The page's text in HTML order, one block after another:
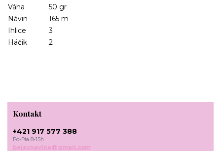
Váha
50 gr
Návin
165 m
Ihlice
3
Háčik
2
Kontakt
+421 917 577 388
Po-Pia 8-15h
bajecnavlna@gmail.com